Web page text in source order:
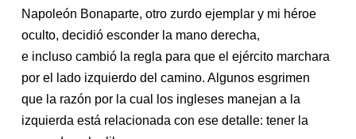
Napoleón Bonaparte, otro zurdo ejemplar y mi héroe
oculto, decidió esconder la mano derecha,
e incluso cambió la regla para que el ejército marchara
por el lado izquierdo del camino. Algunos esgrimen
que la razón por la cual los ingleses manejan a la
izquierda está relacionada con ese detalle: tener la